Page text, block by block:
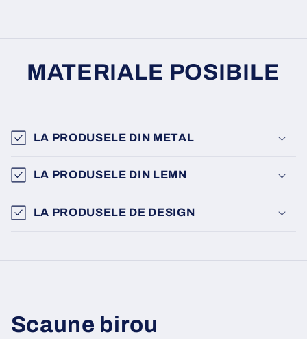
MATERIALE POSIBILE
LA PRODUSELE DIN METAL
LA PRODUSELE DIN LEMN
LA PRODUSELE DE DESIGN
Scaune birou